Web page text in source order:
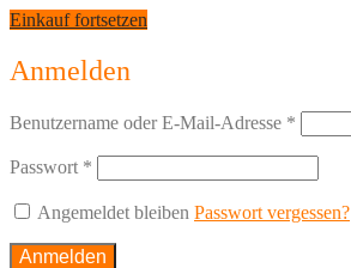
Einkauf fortsetzen
Anmelden
Benutzername oder E-Mail-Adresse *
Passwort *
Angemeldet bleiben Passwort vergessen?
Anmelden